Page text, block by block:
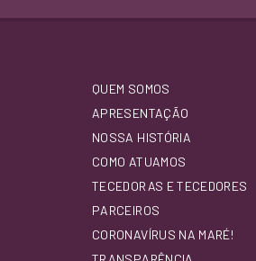
QUEM SOMOS
APRESENTAÇÃO
NOSSA HISTÓRIA
COMO ATUAMOS
TECEDORAS E TECEDORES
PARCEIROS
CORONAVÍRUS NA MARÉ!